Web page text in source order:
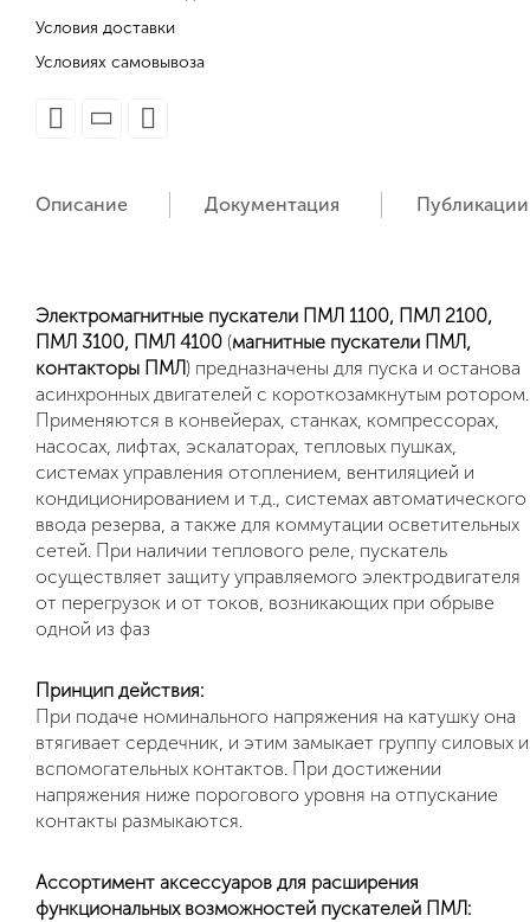
Условия доставки
Условиях самовывоза
Описание Документация Публикации
Электромагнитные пускатели ПМЛ 1100, ПМЛ 2100,
ПМЛ 3100, ПМЛ 4100 (магнитные пускатели ПМЛ,
контакторы ПМЛ) предназначены для пуска и останова
асинхронных двигателей с короткозамкнутым ротором.
Применяются в конвейерах, станках, компрессорах,
насосах, лифтах, эскалаторах, тепловых пушках,
системах управления отоплением, вентиляцией и
кондиционированием и т.д., системах автоматического
ввода резерва, а также для коммутации осветительных
сетей. При наличии теплового реле, пускатель
осуществляет защиту управляемого электродвигателя
от перегрузок и от токов, возникающих при обрыве
одной из фаз
Принцип действия:
При подаче номинального напряжения на катушку она
втягивает сердечник, и этим замыкает группу силовых и
вспомогательных контактов. При достижении
напряжения ниже порогового уровня на отпускание
контакты размыкаются.
Ассортимент аксессуаров для расширения
функциональных возможностей пускателей ПМЛ: